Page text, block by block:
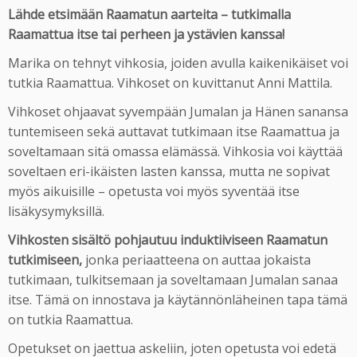
Lähde etsimään Raamatun aarteita – tutkimalla
Raamattua itse tai perheen ja ystävien kanssa!
Marika on tehnyt vihkosia, joiden avulla kaikenikäiset voi
tutkia Raamattua. Vihkoset on kuvittanut Anni Mattila.
Vihkoset ohjaavat syvempään Jumalan ja Hänen sanansa
tuntemiseen sekä auttavat tutkimaan itse Raamattua ja
soveltamaan sitä omassa elämässä. Vihkosia voi käyttää
soveltaen eri-ikäisten lasten kanssa, mutta ne sopivat
myös aikuisille – opetusta voi myös syventää itse
lisäkysymyksillä.
Vihkostensisältö pohjautuu induktiiviseen Raamatun
tutkimiseen, jonka periaatteena on auttaa jokaista
tutkimaan, tulkitsemaan ja soveltamaan Jumalan sanaa
itse. Tämä on innostava ja käytännönläheinen tapa tämä
on tutkia Raamattua.
Opetukset on jaettua askeliin, joten opetusta voi edetä